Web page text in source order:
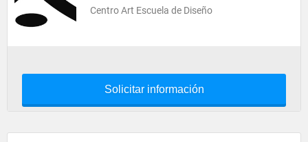
Centro Art Escuela de Diseño
Solicitar información